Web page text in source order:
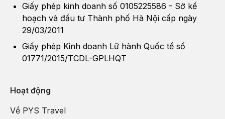
Giấy phép kinh doanh số 0105225586 - Sở kế
hoạch và đầu tư Thành phố Hà Nội cấp ngày
29/03/2011
Giấy phép Kinh doanh Lữ hành Quốc tế số
01771/2015/TCDL-GPLHQT
Hoạt động
Về PYS Travel